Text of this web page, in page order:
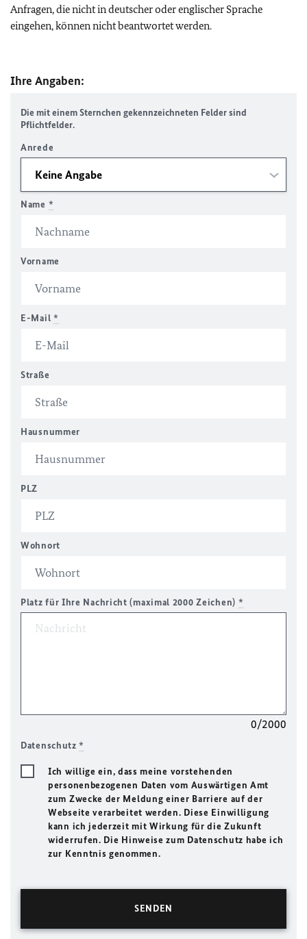
Anfragen, die nicht in deutscher oder englischer Sprache
eingehen, können nicht beantwortet werden.
Ihre Angaben:
Die mit einem Sternchen gekennzeichneten Felder sind
Pflichtfelder.
Anrede
Name *
Vorname
E-Mail *
Straße
Hausnummer
PLZ
Wohnort
Platz für Ihre Nachricht (maximal 2000 Zeichen) *
0/2000
Datenschutz*
Ich willige ein, dass meine vorstehenden
personenbezogenen Daten vom Auswärtigen Amt
zum Zwecke der Meldung einer Barriere auf der
Webseite verarbeitet werden. Diese Einwilligung
kann ich jederzeit mit Wirkung für die Zukunft
widerrufen. Die Hinweise zum Datenschutz habe ich
zur Kenntnis genommen.